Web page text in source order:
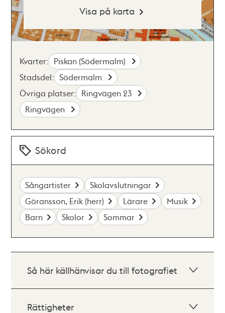
Visa på karta
Kvarter: Piskan (Södermalm)
Stadsdel: Södermalm
Övriga platser: Ringvägen 23
Ringvägen
Sökord
Sångartister
Skolavslutningar
Göransson, Erik (herr)
Lärare
Musik
Barn
Skolor Sommar
Så här källhänvisar du till fotografiet
Rättigheter